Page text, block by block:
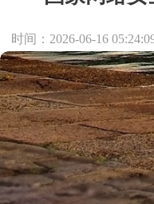
时间：2026-06-16